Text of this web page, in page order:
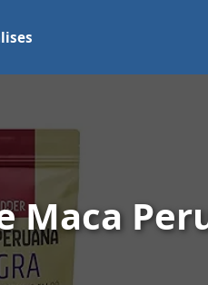
Maca